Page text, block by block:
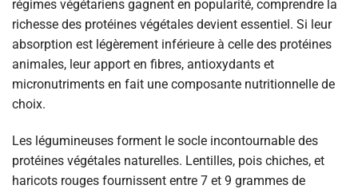
régimes végétariens gagnent en popularité, comprendre la
richesse des protéines végétales devient essentiel. Si leur
absorption est légèrement inférieure à celle des protéines
animales, leur apport en fibres, antioxydants et
micronutriments en fait une composante nutritionnelle de
choix.
Les légumineuses forment le socle incontournable des
protéines végétales naturelles. Lentilles, pois chiches, et
haricots rouges fournissent entre 7 et 9 grammes de